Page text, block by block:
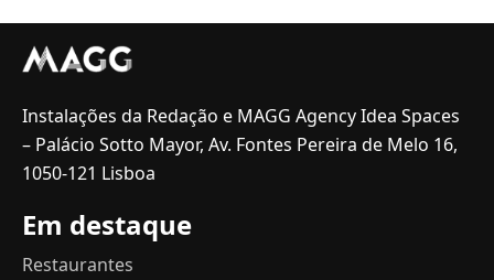
Instalações da Redação e MAGG Agency Idea Spaces
– Palácio Sotto Mayor, Av. Fontes Pereira de Melo 16,
1050-121 Lisboa
Em destaque
Restaurantes